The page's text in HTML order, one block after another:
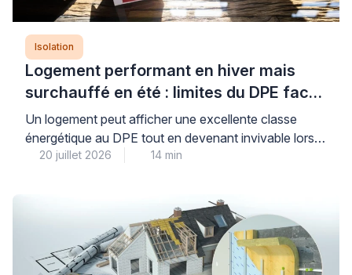
Isolation
Logement performant en hiver mais
surchauffé en été : limites du DPE face
aux canicules
Un logement peut afficher une excellente classe
énergétique au DPE tout en devenant invivable lors
des périodes de fortes chaleurs : cette situation, de
la performance hivernale. Le Diagnostic de
Performance Énergétique intègre désormais un
indicateur de confort d’été, mais celui-ci […]
20 juillet 2026 14 min